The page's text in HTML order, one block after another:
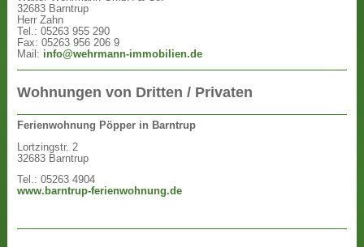
32683 Barntrup
Herr Zahn
Tel.: 05263 955 290
Fax: 05263 956 206 9
Mail: info@wehrmann-immobilien.de
Wohnungen von Dritten / Privaten
Ferienwohnung Pöpper in Barntrup
Lortzingstr. 2
32683 Barntrup
Tel.: 05263 4904
www.barntrup-ferienwohnung.de